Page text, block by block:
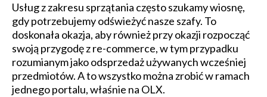
Usług z zakresu sprzątania często szukamy wiosnę,
gdy potrzebujemy odświeżyć nasze szafy. To
doskonała okazja, aby również przy okazji rozpocząć
swoją przygodę z re-commerce, w tym przypadku
rozumianym jako odsprzedaż używanych wcześniej
przedmiotów. A to wszystko można zrobić w ramach
jednego portalu, właśnie na OLX.